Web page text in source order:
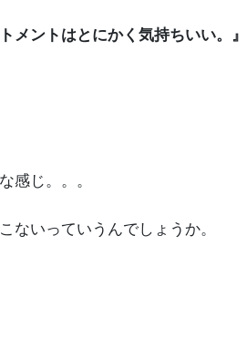
メントはとにかく気持ちいい。』
感じ。。。
ないっていうんでしょうか。